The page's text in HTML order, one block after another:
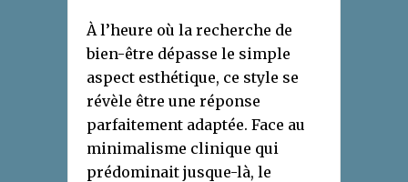
À l’heure où la recherche de
bien-être dépasse le simple
aspect esthétique, ce style se
révèle être une réponse
parfaitement adaptée. Face au
minimalisme clinique qui
prédominait jusque-là, le